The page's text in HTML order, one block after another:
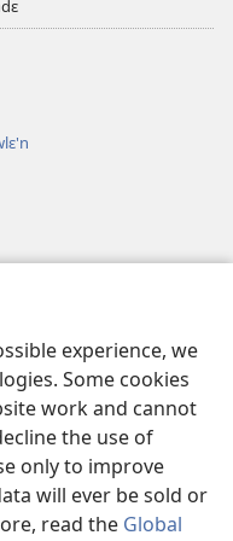
experience, we
Some cookies
work and cannot
the use of
only to improve
will ever be sold or
read the Global